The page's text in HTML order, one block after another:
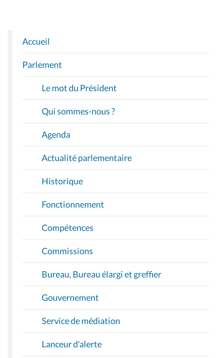
N
A
V
G
T
O
Accueil
Parlement
Le mot du Président
Qui sommes-nous ?
Agenda
Actualité parlementaire
Historique
Fonctionnement
Compétences
Commissions
Bureau, Bureau élargi et greffier
Gouvernement
Service de médiation
Lanceur d'alerte